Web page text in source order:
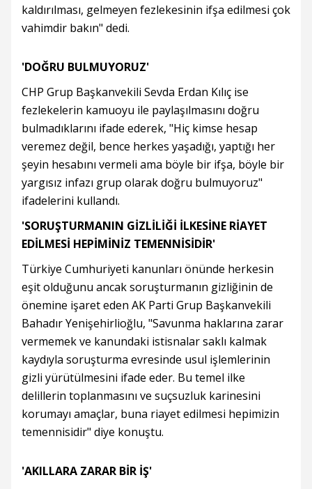
kaldırılması, gelmeyen fezlekesinin ifşa edilmesi çok
vahimdir bakın" dedi.
'DOĞRU BULMUYORUZ'
CHP Grup Başkanvekili Sevda Erdan Kılıç ise
fezlekelerin kamuoyu ile paylaşılmasını doğru
bulmadıklarını ifade ederek, "Hiç kimse hesap
veremez değil, bence herkes yaşadığı, yaptığı her
şeyin hesabını vermeli ama böyle bir ifşa, böyle bir
yargısız infazı grup olarak doğru bulmuyoruz"
ifadelerini kullandı.
'SORUŞTURMANIN GİZLİLİĞİ İLKESİNE RİAYET
EDİLMESİ HEPİMİNİZ TEMENNİSİDİR'
Türkiye Cumhuriyeti kanunları önünde herkesin
eşit olduğunu ancak soruşturmanın gizliğinin de
önemine işaret eden AK Parti Grup Başkanvekili
Bahadır Yenişehirlioğlu, "Savunma haklarına zarar
vermemek ve kanundaki istisnalar saklı kalmak
kaydıyla soruşturma evresinde usul işlemlerinin
gizli yürütülmesini ifade eder. Bu temel ilke
delillerin toplanmasını ve suçsuzluk karinesini
korumayı amaçlar, buna riayet edilmesi hepimizin
temennisidir" diye konuştu.
'AKILLARA ZARAR BİR İŞ'